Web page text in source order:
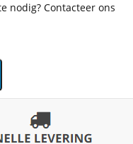
nodig? Contacteer ons